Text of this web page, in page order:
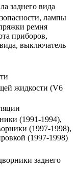
заднего вида
лампы
ремня
приборов,
выключатель
жидкости (V6
(1991-1994),
(1997-1998),
(1997-1998)
заднего